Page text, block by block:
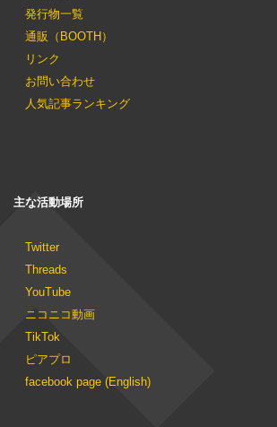
発行物一覧
通販（BOOTH）
リンク
お問い合わせ
人気記事ランキング
主な活動場所
Twitter
Threads
YouTube
ニコニコ動画
TikTok
ピアプロ
facebook page (English)